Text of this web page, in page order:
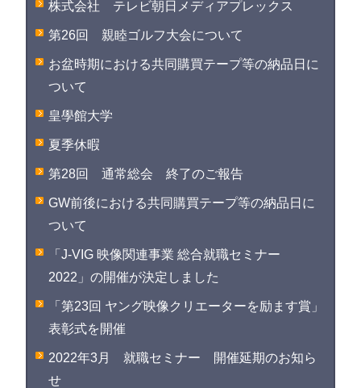
株式会社 テレビ朝日メディアプレックス
第26回 親睦ゴルフ大会について
お盆時期における共同購買テープ等の納品日に
ついて
皇學館大学
夏季休暇
第28回 通常総会 終了のご報告
GW前後における共同購買テープ等の納品日に
ついて
「J-VIG 映像関連事業 総合就職セミナー
2022」の開催が決定しました
「第23回 ヤング映像クリエーターを励ます賞」
表彰式を開催
2022年3月 就職セミナー 開催延期のお知ら
せ